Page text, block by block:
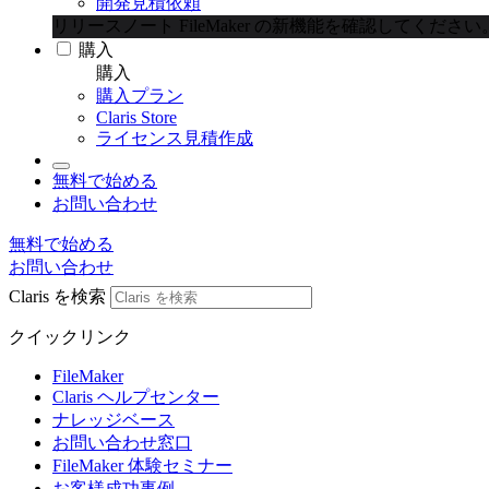
リリースノート
FileMaker の新機能を確認してください。
購入
購入
購入プラン
Claris Store
ライセンス見積作成
無料で始める
お問い合わせ
無料で始める
お問い合わせ
Claris を検索
クイックリンク
FileMaker
Claris ヘルプセンター
ナレッジベース
お問い合わせ窓口
FileMaker 体験セミナー